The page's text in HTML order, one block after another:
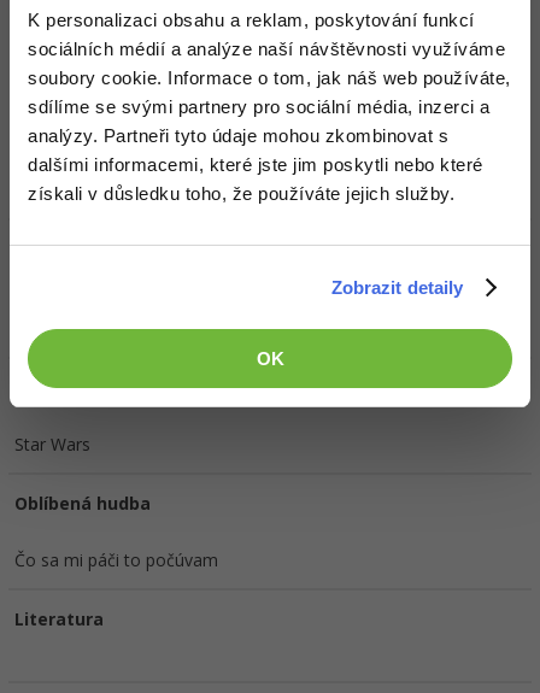
K personalizaci obsahu a reklam, poskytování funkcí
sociálních médií a analýze naší návštěvnosti využíváme
soubory cookie. Informace o tom, jak náš web používáte,
sdílíme se svými partnery pro sociální média, inzerci a
analýzy. Partneři tyto údaje mohou zkombinovat s
dalšími informacemi, které jste jim poskytli nebo které
získali v důsledku toho, že používáte jejich služby.
Zobrazit detaily
OK
Slovenská republika, Prešovský, Kežmarok, Matiašovce.Vyhledat
kolegy
Oblíbené IDE, Editor
NetBeans/Visual Studio/Android Studio
HW sestava
Skylake/GeForce GTX 950M 4GB GDDR5/DDR4 8GB RAM
Oblíbené filmy/seriály
Star Wars
Oblíbená hudba
Čo sa mi páči to počúvam
Literatura